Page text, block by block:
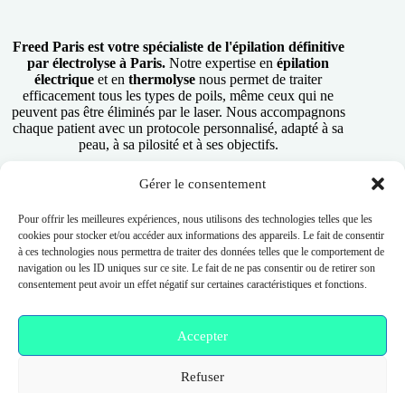
Gérer le consentement
Pour offrir les meilleures expériences, nous utilisons des technologies telles que les
cookies pour stocker et/ou accéder aux informations des appareils. Le fait de consentir
à ces technologies nous permettra de traiter des données telles que le comportement de
navigation ou les ID uniques sur ce site. Le fait de ne pas consentir ou de retirer son
consentement peut avoir un effet négatif sur certaines caractéristiques et fonctions.
Accepter
Refuser
Freed Paris est votre spécialiste de l'épilation définitive
par électrolyse à Paris. Notre expertise enépilation
électrique et enthermolyse nous permet de traiter
efficacement tous les types de poils, même ceux qui ne
peuvent pas être éliminés par le laser. Nous accompagnons
chaque patient avec un protocole personnalisé, adapté à sa
peau, à sa pilosité et à ses objectifs.
Nos Services
Épilation Électrolyse
Épilation Électrique
Régénération Cellulaire